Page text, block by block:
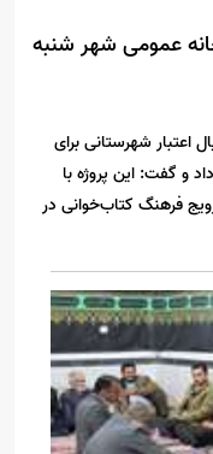
عمومی شهر شنبه
۲۰ میلیارد ریال اعتبار شهرستانی برای
و گفت: این پروژه با
فرهنگ کتاب‌خوانی در